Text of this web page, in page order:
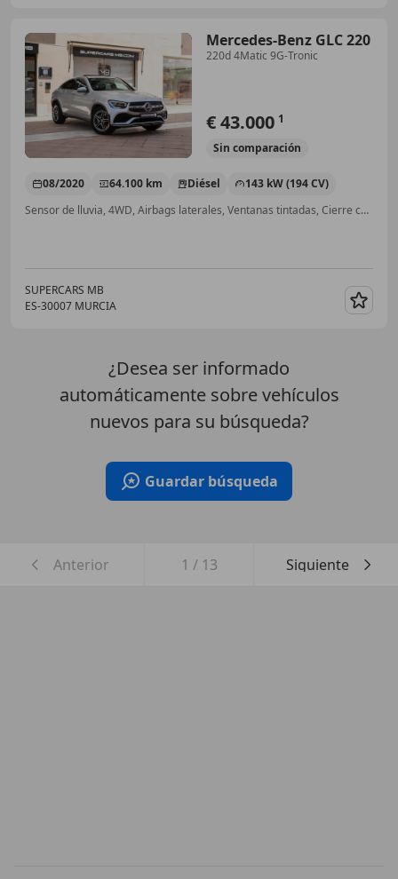
Mercedes-Benz GLC 220
220d 4Matic 9G-Tronic
€ 43.000 1
Sin comparación
08/2020 64.100 km Diésel
143 kW (194 CV)
Sensor de lluvia, 4WD, Airbags laterales, Ventanas tintadas, Cierre centralizado, ABS, Airbag del conductor
SUPERCARS MB
ES-30007 MURCIA
¿Desea ser informado
automáticamente sobre vehículos
nuevos para su búsqueda?
Guardar búsqueda
Anterior 1 / 13 Siguiente